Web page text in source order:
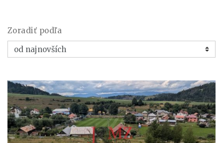
Zoradiť podľa